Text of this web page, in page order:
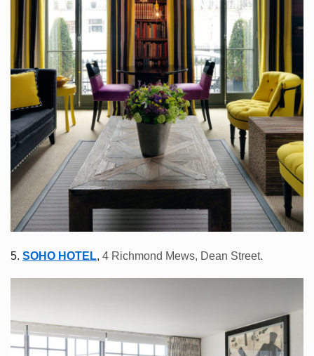
5. SOHO HOTEL, 4 Richmond Mews, Dean Street.